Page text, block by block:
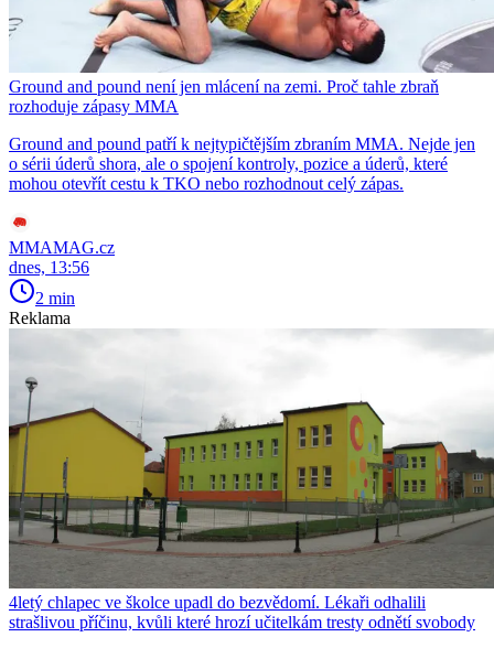
Ground and pound není jen mlácení na zemi. Proč tahle zbraň
rozhoduje zápasy MMA
Ground and pound patří k nejtypičtějším zbraním MMA. Nejde jen
o sérii úderů shora, ale o spojení kontroly, pozice a úderů, které
mohou otevřít cestu k TKO nebo rozhodnout celý zápas.
MMAMAG.cz
dnes, 13:56
2 min
Reklama
4letý chlapec ve školce upadl do bezvědomí. Lékaři odhalili
strašlivou příčinu, kvůli které hrozí učitelkám tresty odnětí svobody